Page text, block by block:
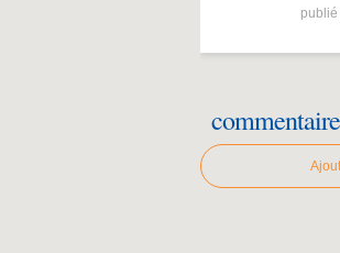
publié